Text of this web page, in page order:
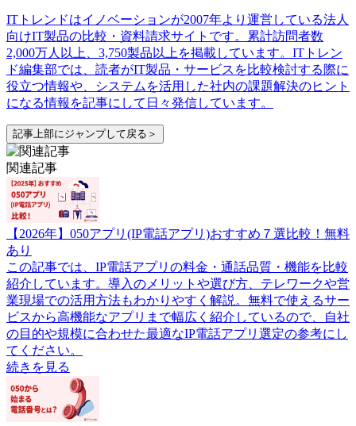
ITトレンドはイノベーションが2007年より運営している法人
向けIT製品の比較・資料請求サイトです。累計訪問者数
2,000万人以上、3,750製品以上を掲載しています。ITトレン
ド編集部では、読者がIT製品・サービスを比較検討する際に
役立つ情報や、システムを活用した社内の課題解決のヒント
になる情報を記事にして日々発信しています。
記事上部にジャンプして戻る＞
関連記事
【2026年】050アプリ(IP電話アプリ)おすすめ７選比較！無料
あり
この記事では、IP電話アプリの料金・通話品質・機能を比較
紹介しています。導入のメリットや選び方、テレワークや営
業現場での活用方法もわかりやすく解説。無料で使えるサー
ビスから高機能なアプリまで幅広く紹介しているので、自社
の目的や規模に合わせた最適なIP電話アプリ選定の参考にし
てください。
続きを見る